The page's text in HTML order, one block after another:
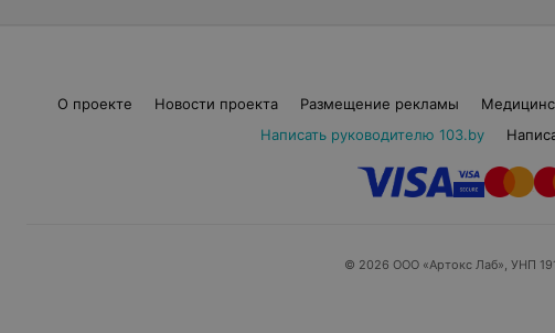
О проекте Новости проекта Размещение рекламы
Написать руководителю 103.by
© 2026 ООО «Артокс Лаб», УНП